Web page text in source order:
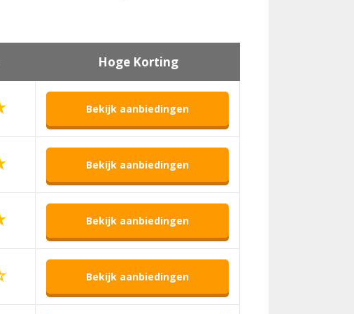
Hoge Korting
Bekijk aanbiedingen
Bekijk aanbiedingen
Bekijk aanbiedingen
Bekijk aanbiedingen